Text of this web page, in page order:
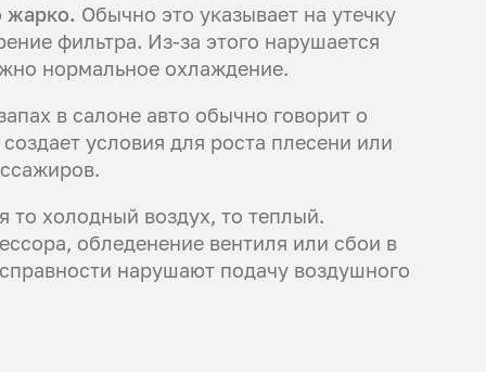
жарко. Обычно это указывает на утечку
фильтра. Из-за этого нарушается
нормальное охлаждение.
в салоне авто обычно говорит о
условия для роста плесени или
то холодный воздух, то теплый.
обледенение вентиля или сбои в
нарушают подачу воздушного